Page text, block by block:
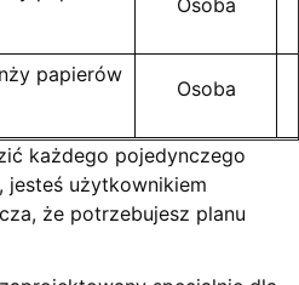
Osoba
papierów
Osoba
każdego pojedynczego
jesteś użytkownikiem
że potrzebujesz planu